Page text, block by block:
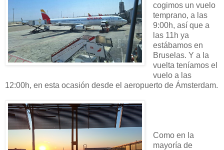
cogimos un vuelo
temprano, a las
9:00h, así que a
las 11h ya
estábamos en
Bruselas. Y a la
vuelta teníamos el
vuelo a las
12:00h, en esta ocasión desde el aeropuerto de Ámsterdam.
Como en la
mayoría de